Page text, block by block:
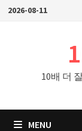
Skip2026-08-11
10배 더
MENU